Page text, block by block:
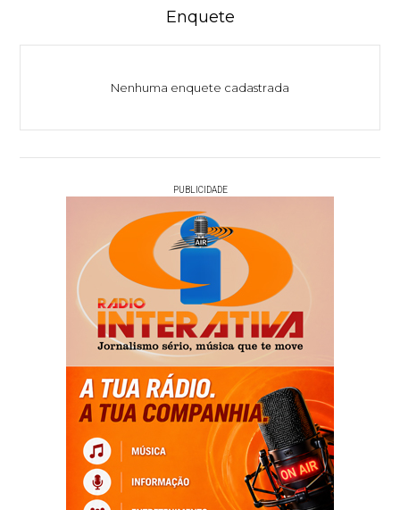
Enquete
Nenhuma enquete cadastrada
PUBLICIDADE